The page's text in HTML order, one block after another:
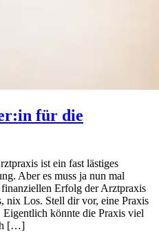
für die
ist ein fast lästiges
Aber es muss ja nun mal
Erfolg der Arztpraxis
nix Los. Stell dir vor, eine Praxis
könnte die Praxis viel
[…]